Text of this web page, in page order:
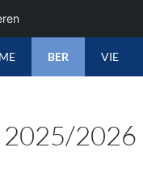
BER VIE
2026